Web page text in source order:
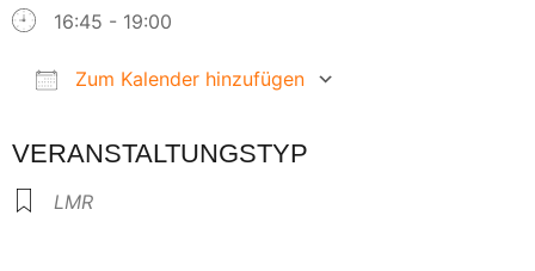
16:45 - 19:00
Zum Kalender hinzufügen
VERANSTALTUNGSTYP
LMR